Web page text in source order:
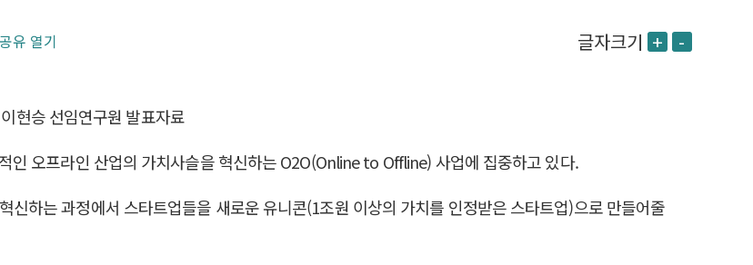
공유 열기 글자크기 + -
현승 선임연구원 발표자료
인 오프라인 산업의 가치사슬을 혁신하는 O2O(Online to Offline) 사업에 집중하고 있다.
신하는 과정에서 스타트업들을 새로운 유니콘(1조원 이상의 가치를 인정받은 스타트업)으로 만들어줄